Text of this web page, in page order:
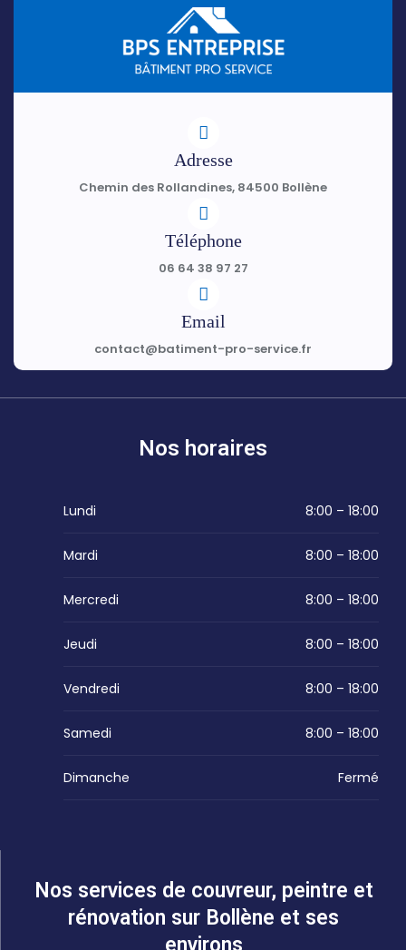
Adresse
Chemin des Rollandines, 84500 Bollène
Téléphone
06 64 38 97 27
Email
contact@batiment-pro-service.fr
Nos horaires
Lundi 8:00 – 18:00
Mardi 8:00 – 18:00
Mercredi 8:00 – 18:00
Jeudi 8:00 – 18:00
Vendredi 8:00 – 18:00
Samedi 8:00 – 18:00
Dimanche Fermé
Nos services de couvreur, peintre et
rénovation sur Bollène et ses